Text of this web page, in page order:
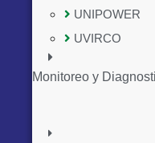
UNIPOWER
UVIRCO
Monitoreo y